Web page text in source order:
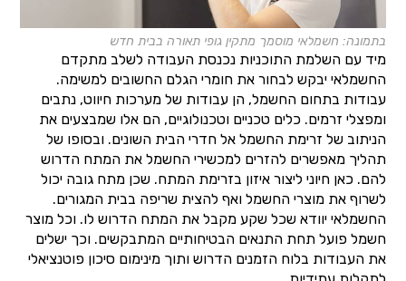
בתמונה: חשמלאי מוסמך מתקין גופי תאורה בבית חדש
מיד עם השלמת התוכניות נכנסת העבודה לשלב מתקדם
החשמלאי יבקש לבחור את חומרי הגלם החשובים למשימה.
עבודות בתחום החשמל, הן עבודות של מערכות חיווט, נתבים
ומפצלי זרמים. כלים טכניים וטכנולוגיים, הם אלו שמבצעים את
הניתוב של זרימת החשמל אל חדרי הבית השונים. ובסופו של
תהליך מאפשרים להזרים למכשירי החשמל את המתח הדרוש
להם. כאן חיוני ליצור איזון בזרימת המתח. שכן מתח גובה יכול
לשרוף את מוצרי החשמל ואף להצית שריפה בבית המגורים.
החשמלאי יוודא שכל שקע מקבל את המתח הדרוש לו. וכל מוצר
חשמל פועל תחת התנאים הבטיחותיים המתבקשים. וכך ישלים
את העבודות בלוח הזמנים הדרוש ותוך מינימום סיכון פוטנציאלי